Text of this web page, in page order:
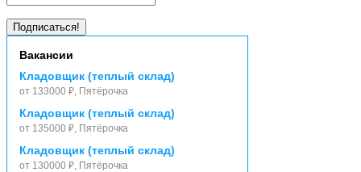
Вакансии
Кладовщик (теплый склад)
от 133000 ₽, Пятёрочка
Кладовщик (теплый склад)
от 135000 ₽, Пятёрочка
Кладовщик (теплый склад)
от 130000 ₽, Пятёрочка